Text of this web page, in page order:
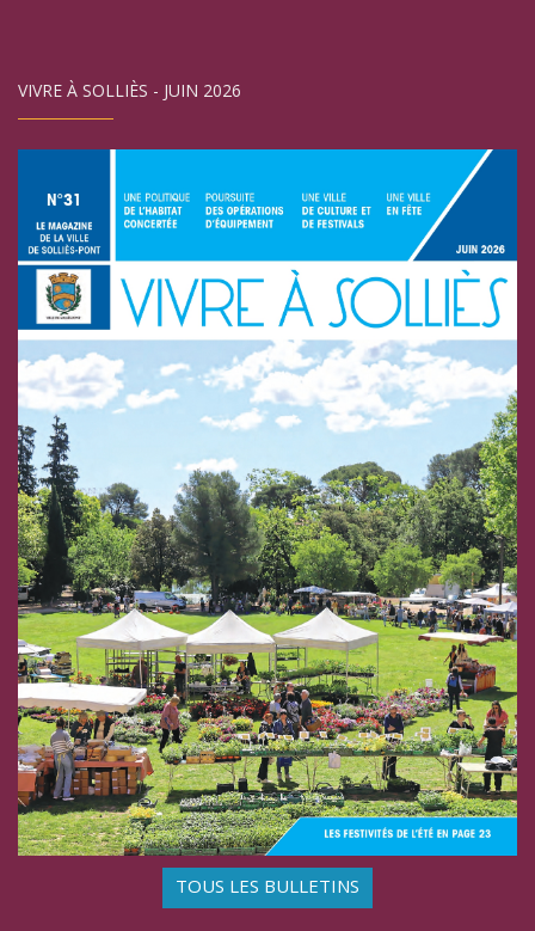
VIVRE À SOLLIÈS - JUIN 2026
TOUS LES BULLETINS